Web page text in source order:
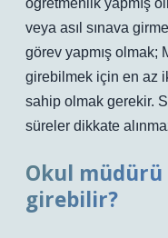
öğretmenlik yapmış
veya asıl sınava
görev yapmış olmak;
girebilmek için en az
sahip olmak gerekir.
süreler dikkate
Okul müdürü
girebilir?